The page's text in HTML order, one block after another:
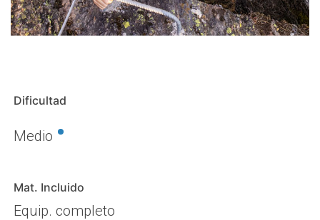
Dificultad
Medio •
Mat. Incluido
Equip. completo